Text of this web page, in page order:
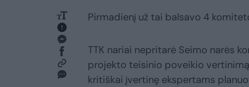
Pirmadienį už tai balsavo 4
TTK nariai nepritarė Seimo narės
projekto teisinio poveikio
kritiškai įvertinę ekspertams